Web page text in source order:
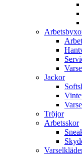
Jackor
Tröjor
Arbetsskor